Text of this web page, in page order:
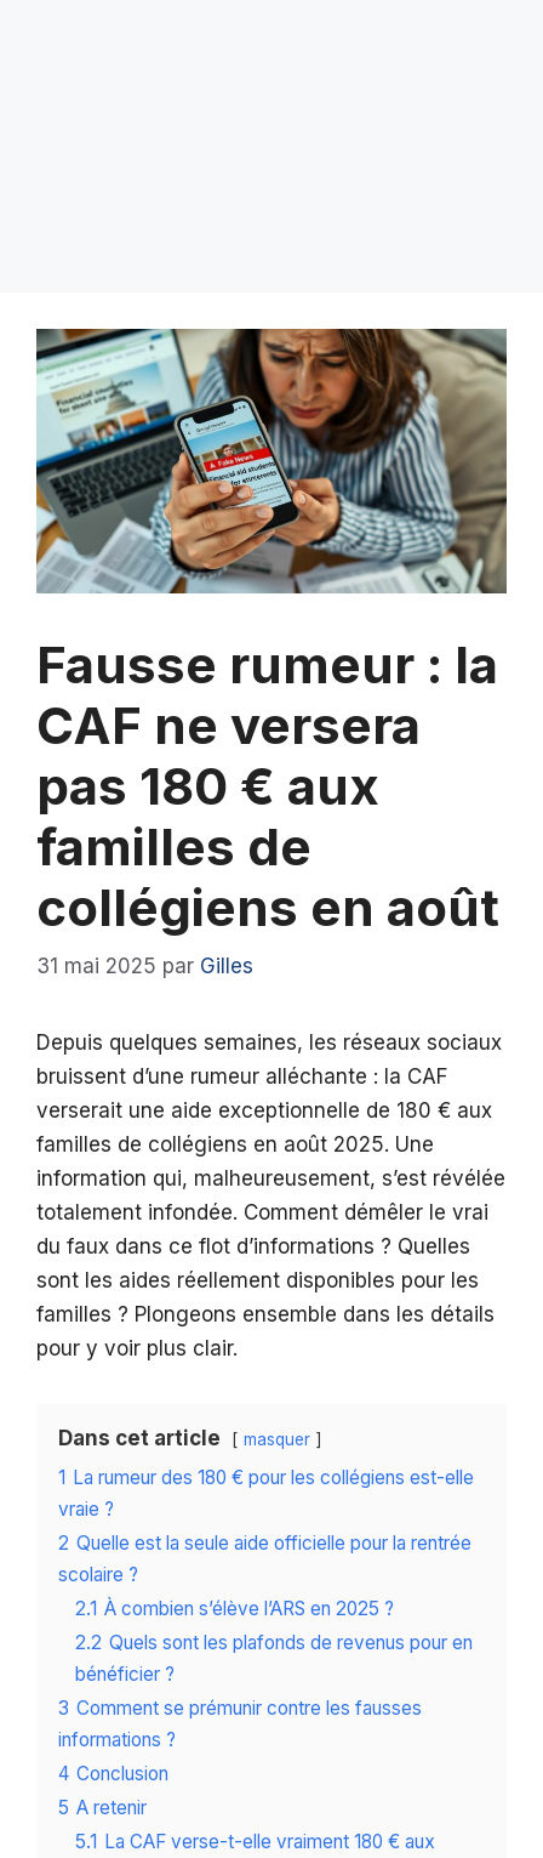
Fausse rumeur : la
CAF ne versera
pas 180 € aux
familles de
collégiens en août
31 mai 2025 par Gilles
Depuis quelques semaines, les réseaux sociaux
bruissent d’une rumeur alléchante : la CAF
verserait une aide exceptionnelle de 180 € aux
familles de collégiens en août 2025. Une
information qui, malheureusement, s’est révélée
totalement infondée. Comment démêler le vrai
du faux dans ce flot d’informations ? Quelles
sont les aides réellement disponibles pour les
familles ? Plongeons ensemble dans les détails
pour y voir plus clair.
Dans cet article masquer
1 La rumeur des 180 € pour les collégiens est-elle
vraie ?
2 Quelle est la seule aide officielle pour la rentrée
scolaire ?
2.1 À combien s’élève l’ARS en 2025 ?
2.2 Quels sont les plafonds de revenus pour en
bénéficier ?
3 Comment se prémunir contre les fausses
informations ?
4 Conclusion
5 A retenir
5.1 La CAF verse-t-elle vraiment 180 € aux